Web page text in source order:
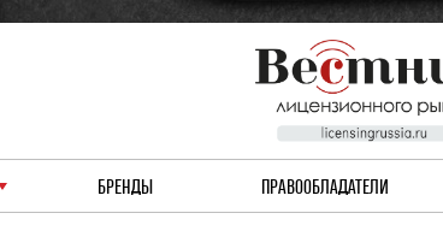
БРЕНДЫ ПРАВООБЛАДАТЕЛИ